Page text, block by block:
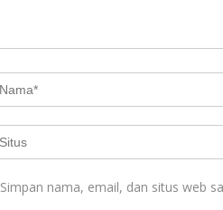
Simpan nama, email, dan situs web